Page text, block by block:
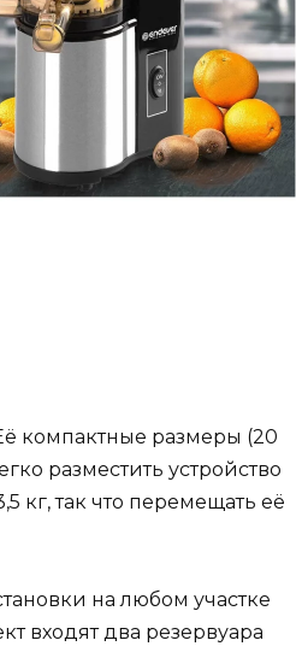
компактные размеры (20
разместить устройство
кг, так что перемещать её
на любом участке
входят два резервуара